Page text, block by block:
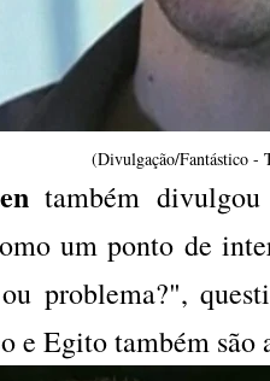
(Divulgação/Fantástico -
também
um ponto de
problema?",
e Egito também são